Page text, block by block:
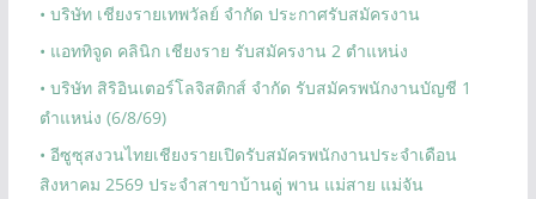
• บริษัท เชียงรายเทพวัลย์ จำกัด ประกาศรับสมัครงาน
• แอททิจูด คลินิก เชียงราย รับสมัครงาน 2 ตำแหน่ง
• บริษัท สิริอินเตอร์โลจิสติกส์ จำกัด รับสมัครพนักงานบัญชี 1
ตำแหน่ง (6/8/69)
• อีซูซุสงวนไทยเชียงรายเปิดรับสมัครพนักงานประจำเดือน
สิงหาคม 2569 ประจำสาขาบ้านดู่ พาน แม่สาย แม่จัน